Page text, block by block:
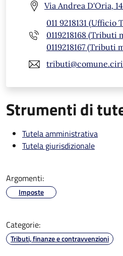
Via Andrea D'Oria,
011 9218131 (Ufficio
0119218168 (Tributi
0119218167 (Tributi
Strumenti di
Tutela amministrativa
Tutela giurisdizionale
Argomenti:
Imposte
Categorie:
Tributi, finanze e contravvenzioni